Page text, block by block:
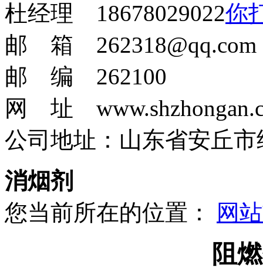
杜经理 18678029022
邮 箱 262318@qq.com
邮 编 262100
网 址
公司地址：山东省安丘
消烟剂
您当前所在的位置：
网
阻